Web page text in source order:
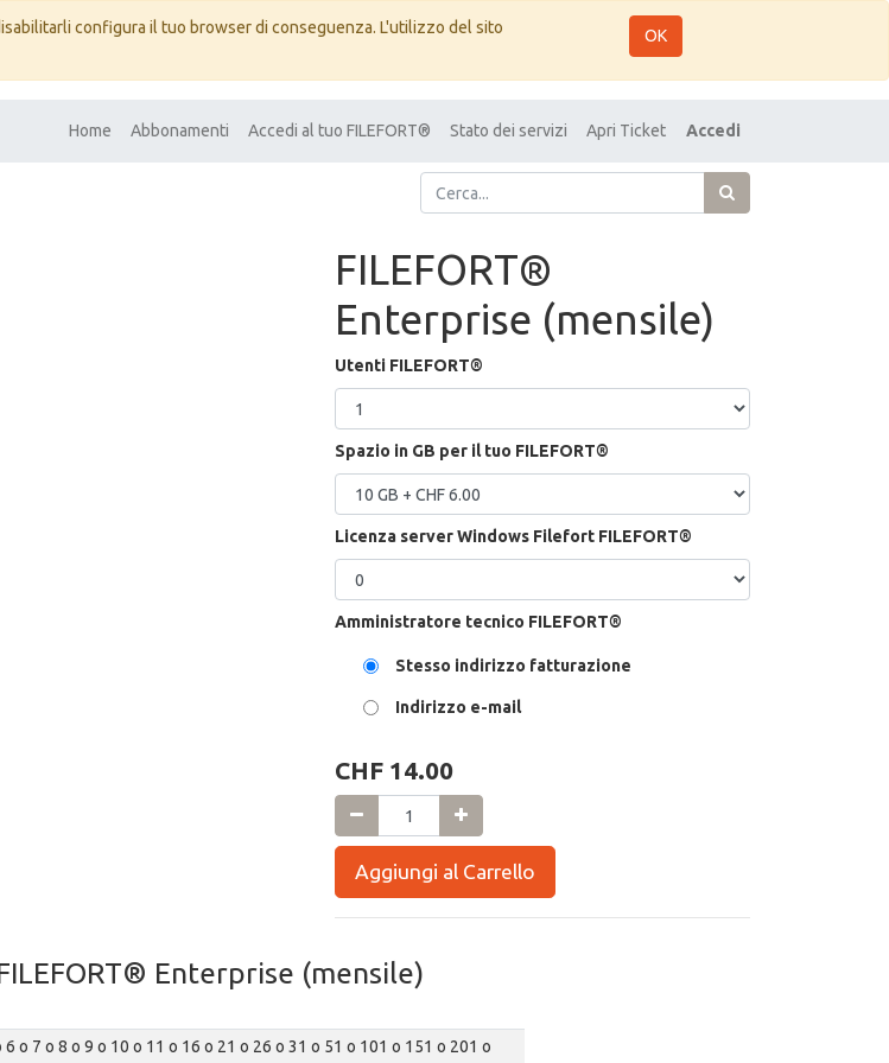
configura il tuo browser di conseguenza. L'utilizzo del sito
OK
Home Abbonamenti Accedi al tuo FILEFORT® Stato dei servizi Apri Ticket Accedi
FILEFORT®
Enterprise (mensile)
Utenti FILEFORT®
Spazio in GB per il tuo FILEFORT®
Licenza server Windows Filefort FILEFORT®
Amministratore tecnico FILEFORT®
Stesso indirizzo fatturazione
Indirizzo e-mail
CHF 14.00
Aggiungi al Carrello
Enterprise (mensile)
6 o 7 o 8 o 9 o 10 o 11 o 16 o 21 o 26 o 31 o 51 o 101 o 151 o 201 o